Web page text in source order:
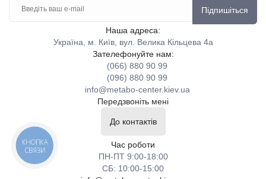
Підпишіться
Наша адреса:
Україна, м. Київ, вул. Велика Кільцева 4а
Зателефонуйте нам:
(066) 880 90 99
(096) 880 90 99
info@metabo-center.kiev.ua
Передзвоніть мені
До контактів
Час роботи
ПН-ПТ 9:00-18:00
СБ: 10:00-15:00
КНОПКА
СВЯЗИ